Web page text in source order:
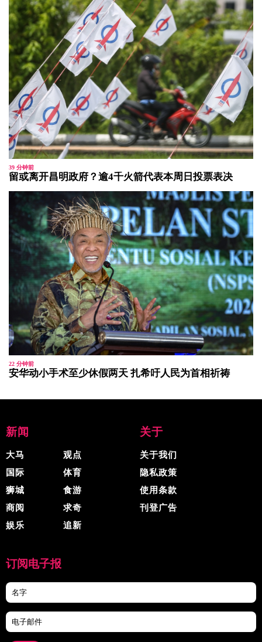
39 分钟前
留或离开昌明政府？逾4千火箭代表本周日投票表决
22 分钟前
安华动小手术至少休假两天 扎希吁人民为首相祈祷
新闻
大马
国际
狮城
商阅
娱乐
观点
体育
食游
求奇
追新
关于
关于我们
隐私政策
使用条款
刊登广告
订阅电子报